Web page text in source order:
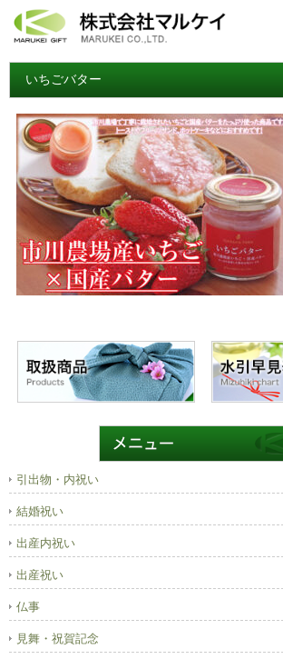
いちごバター
引出物・内祝い
結婚祝い
出産内祝い
出産祝い
仏事
見舞・祝賀記念